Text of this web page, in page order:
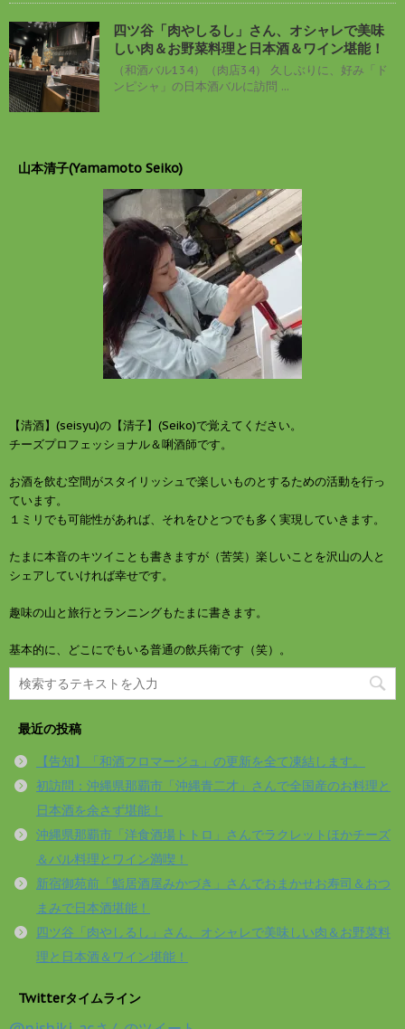
四ツ谷「肉やしるし」さん、オシャレで美味
しい肉＆お野菜料理と日本酒＆ワイン堪能！
（和酒バル134）（肉店34） 久しぶりに、好み「ド
ンピシャ」の日本酒バルに訪問 ...
山本清子(Yamamoto Seiko)
【清酒】(seisyu)の【清子】(Seiko)で覚えてください。
チーズプロフェッショナル＆唎酒師です。
お酒を飲む空間がスタイリッシュで楽しいものとするための活動を行っ
ています。
１ミリでも可能性があれば、それをひとつでも多く実現していきます。
たまに本音のキツイことも書きますが（苦笑）楽しいことを沢山の人と
シェアしていければ幸せです。
趣味の山と旅行とランニングもたまに書きます。
基本的に、どこにでもいる普通の飲兵衛です（笑）。
最近の投稿
【告知】「和酒フロマージュ」の更新を全て凍結します。
初訪問：沖縄県那覇市「沖縄青二才」さんで全国産のお料理と
日本酒を余さず堪能！
沖縄県那覇市「洋食酒場トトロ」さんでラクレットほかチーズ
＆バル料理とワイン満喫！
新宿御苑前「鮨居酒屋みかづき」さんでおまかせお寿司＆おつ
まみで日本酒堪能！
四ツ谷「肉やしるし」さん、オシャレで美味しい肉＆お野菜料
理と日本酒＆ワイン堪能！
Twitterタイムライン